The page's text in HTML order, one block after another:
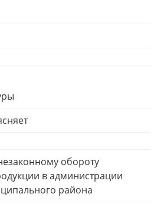
обороту
в администрации
района